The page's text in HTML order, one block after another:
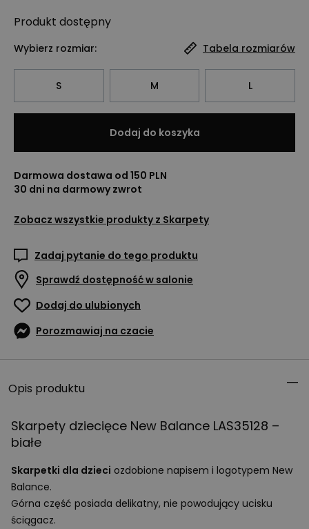
Produkt dostępny
Wybierz rozmiar: Tabela rozmiarów
S M L
Dodaj do koszyka
Darmowa dostawa od 150 PLN
30 dni na darmowy zwrot
Zobacz wszystkie produkty z Skarpety
Zadaj pytanie do tego produktu
Sprawdź dostępność w salonie
Dodaj do ulubionych
Porozmawiaj na czacie
Opis produktu
Skarpety dziecięce New Balance LAS35128 –
białe
Skarpetki dla dzieci ozdobione napisem i logotypem New
Balance.
Górna część posiada delikatny, nie powodujący ucisku
ściągacz.